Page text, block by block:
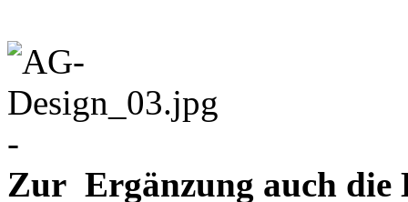
-
Zur Ergänzung auch die